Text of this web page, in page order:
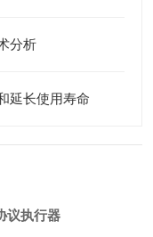
分析
延长使用寿命
议执行器